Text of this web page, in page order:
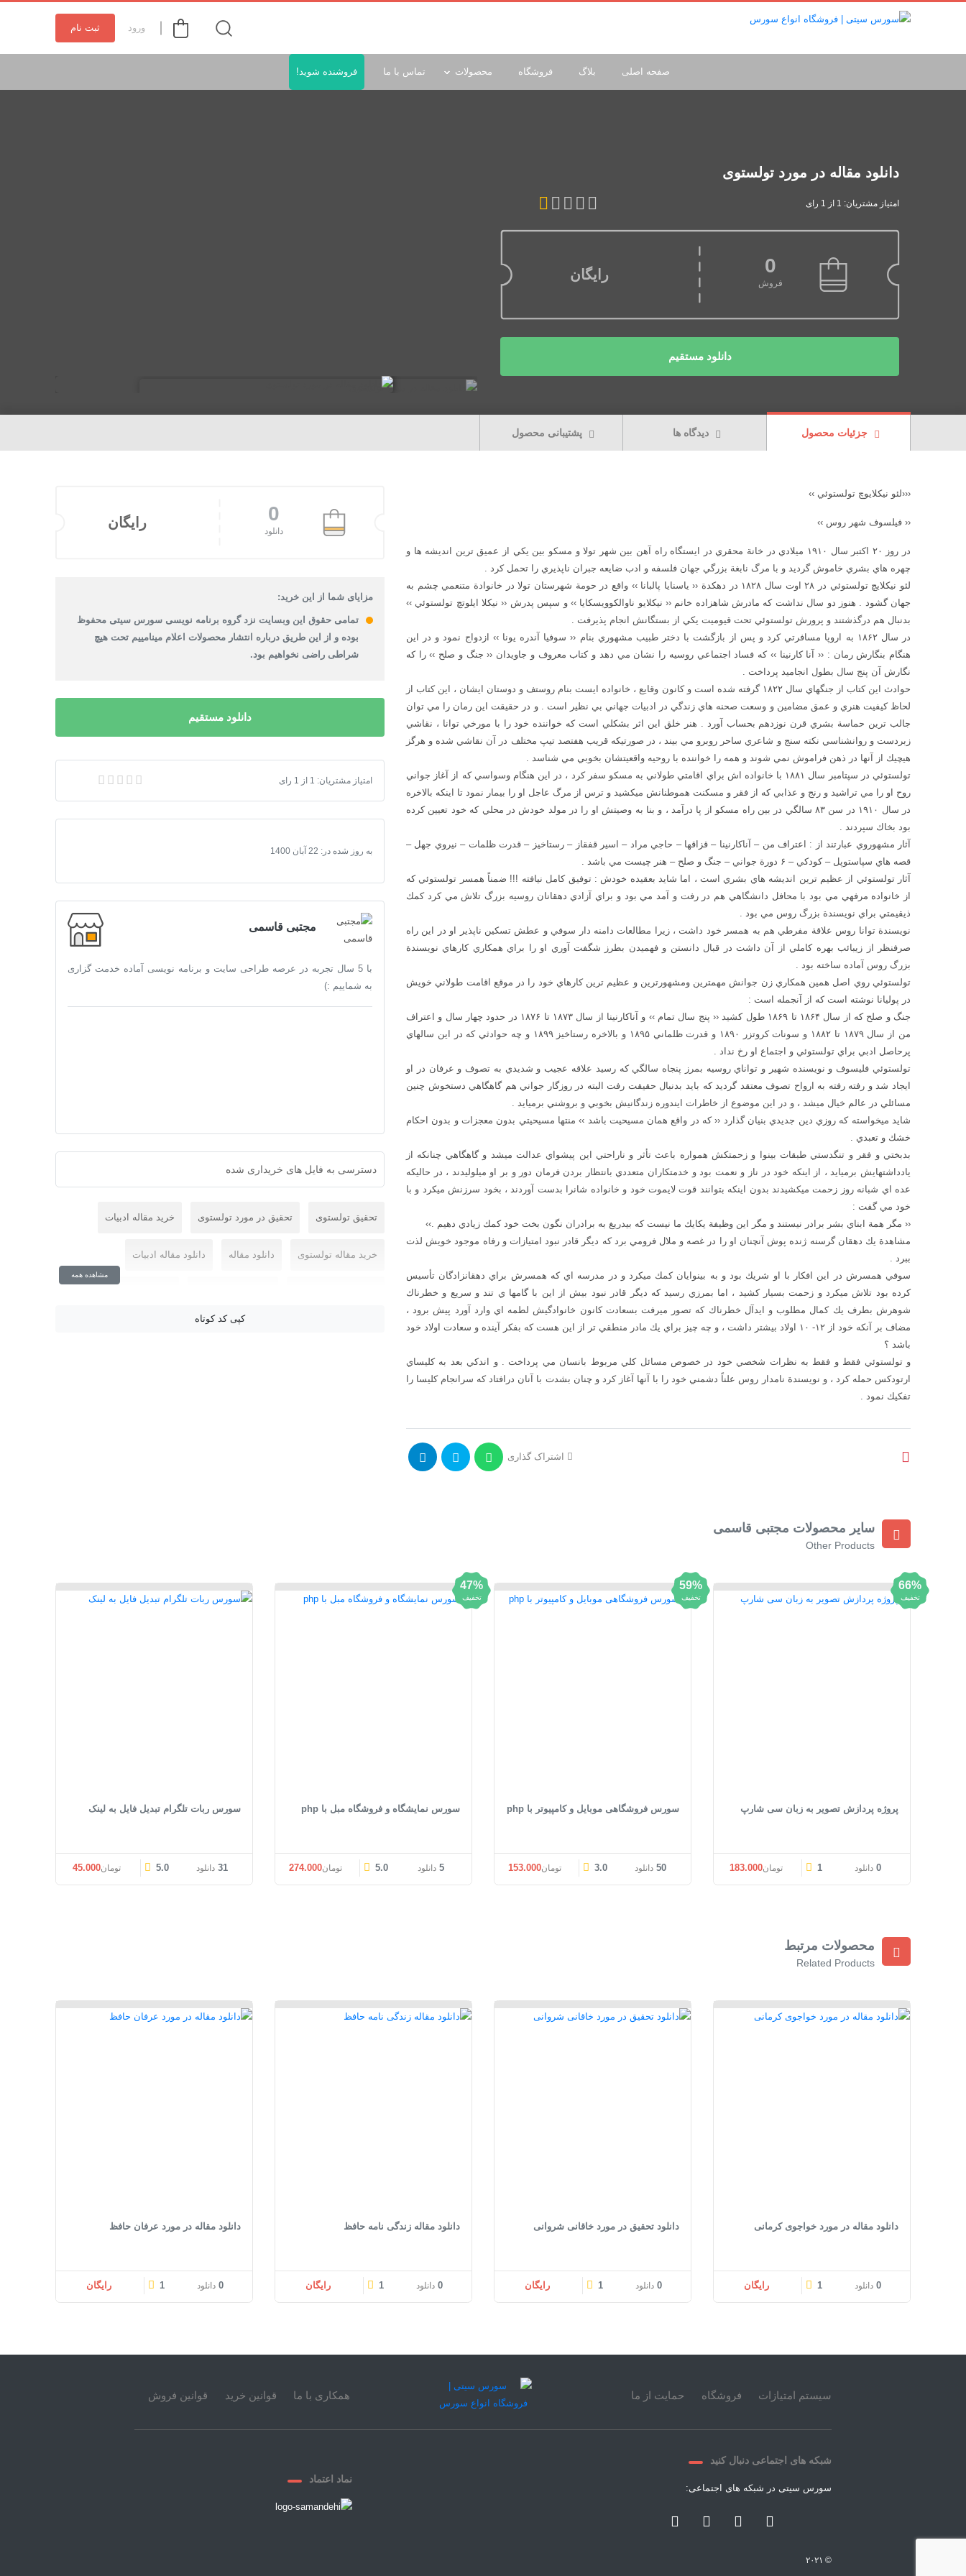
ورود ثبت نام
صفحه اصلی بلاگ فروشگاه محصولات تماس با ما فروشنده شوید!
دانلود مقاله در مورد تولستوی
امتیاز مشتریان: 1 از 1 رای
0
فروش
رایگان
دانلود مستقیم
جزئیات محصول دیدگاه ها پشتیبانی محصول
‹‹‹لئو نيكلايوچ تولستوئي ››
‹‹ فيلسوف شهر روس ››
در روز ۲۰ اكتبر سال ۱۹۱۰ ميلادي در خانة محقري در ايستگاه راه آهن بين شهر تولا و مسكو بين يكي از عميق ترين انديشه ها و
چهره هاي بشري خاموش گرديد و با مرگ نابغة بزرگي جهان فلسفه و ادب ضايعه جبران ناپذيري را تحمل كرد .
لئو نيكلايچ تولستوئي در ۲۸ اوت سال ۱۸۲۸ در دهكدة ‹‹ ياسنايا پالبانا ›› واقع در حومة شهرستان تولا در خانوادة متنعمي چشم به
جهان گشود . هنوز دو سال نداشت كه مادرش شاهزاده خانم ‹‹ نيكلايو ناوالكوويسكايا ›› و سپس پدرش ‹‹ نيكلا ايلوتچ تولستوئي ››
بدنبال هم درگذشتند و پرورش تولستوئي تحت قيوميت يكي از بستگانش انجام پذيرفت .
در سال ۱۸۶۲ به اروپا مسافرتي كرد و پس از بازگشت با دختر طبيب مشهوري بنام ‹‹ سوفيا آندره يونا ›› ازدواج نمود و در اين
هنگام بنگارش رمان : ‹‹ آنا كارنينا ›› كه فساد اجتماعي روسيه را نشان مي دهد و كتاب معروف و جاويدان ‹‹ جنگ و صلح ›› را كه
نگارش آن پنج سال بطول انجاميد پرداخت .
حوادث اين كتاب از جنگهاي سال ۱۸۲۲ گرفته شده است و كانون وقايع ، خانواده ايست بنام روستف و دوستان ايشان ، اين كتاب از
لحاظ كيفيت هنري و عمق مضامين و وسعت صحنه هاي زندگي در ادبيات جهاني بي نظير است . و در حقيقت اين رمان را مي توان
جالب ترين حماسة بشري قرن نوزدهم بحساب آورد . هنر خلق اين اثر بشكلي است كه خواننده خود را با مورخي توانا ، نقاشي
زبردست و روانشناسي نكته سنج و شاعري ساحر روبرو مي بيند ، در صورتيكه قريب هفتصد تيپ مختلف در آن نقاشي شده و هرگز
هيچيك از آنها در ذهن فراموش نمي شوند و همه را خواننده با روحيه واقعيتشان بخوبي مي شناسد .
تولستوئي در سپتامبر سال ۱۸۸۱ با خانواده اش براي اقامتي طولاني به مسكو سفر كرد ، در اين هنگام وسواسي كه از آغاز جواني
روح او را مي تراشيد و رنج و عذابي كه از فقر و مسكنت هموطنانش ميكشيد و ترس از مرگ عاجل او را بيمار نمود تا اينكه بالاخره
در سال ۱۹۱۰ در سن ۸۳ سالگي در بين راه مسكو از پا درآمد ، و بنا به وصيتش او را در مولد خودش در محلي كه خود تعيين كرده
بود بخاك سپردند .
آثار مشهوروي عبارتند از : اعتراف من – آناكارنينا – قزاقها – حاجي مراد – اسير قفقاز – رستاخيز – قدرت ظلمات – نيروي جهل –
قصه هاي سپاستوپل – كودكي – ۶ دورة جواني – جنگ و صلح – هنر چيست مي باشد .
آثار تولستوئي از عظيم ترين انديشه هاي بشري است ، اما شايد بعقيده خودش : توفيق كامل نيافته !!! ضمناً همسر تولستوئي كه
از خانواده مرفهي مي بود با محافل دانشگاهي هم در رفت و آمد مي بود و براي آزادي دهقانان روسيه بزرگ تلاش مي كرد كمك
ذيقيمتي براي نويسندة بزرگ روس مي بود .
نويسندة توانا روس علاقة مفرطي هم به همسر خود داشت ، زيرا مطالعات دامنه دار سوفي و عطش تسكين ناپذير او در اين راه
صرفنظر از زيبائب بهره كاملي از آن داشت در قبال دانستن و فهميدن بطرز شگفت آوري او را براي همكاري كارهاي نويسندة
بزرگ روس آماده ساخته بود .
تولستوئي روي اصل همين همكاري زن جوانش مهمترين ومشهورترين و عظيم ترين كارهاي خود را در موقع اقامت طولاني خويش
در پوليانا نوشته است كه از آنجمله است :
جنگ و صلح كه از سال ۱۸۶۴ تا ۱۸۶۹ طول كشيد ‹‹ پنج سال تمام ›› و آناكارنينا از سال ۱۸۷۳ تا ۱۸۷۶ در حدود چهار سال و اعتراف
من از سال ۱۸۷۹ تا ۱۸۸۲ و سونات كروتزر ۱۸۹۰ و قدرت ظلماني ۱۸۹۵ و بالاخره رستاخيز ۱۸۹۹ و چه حوادثي كه در اين سالهاي
پرحاصل ادبي براي تولستوئي و اجتماع او رخ نداد .
تولستوئي فليسوف و نويسنده شهير و تواناي روسيه بمرز پنجاه سالگي كه رسيد علاقه عجيب و شديدي به تصوف و عرفان در او
ايجاد شد و رفته رفته به ارواح تصوف معتقد گرديد كه بايد بدنبال حقيقت رفت البته در روزگار جواني هم گاهگاهي دستخوش چنين
مسائلي در عالم خيال ميشد ، و در اين موضوع از خاطرات ايندوره زندگانيش بخوبي و بروشني برميايد .
شايد ميخواسته كه روزي دين جديدي بنيان گذارد ‹‹ كه در واقع همان مسيحيت باشد ›› منتها مسيحيتي بدون معجزات و بدون احكام
خشك و تعبدي .
بدبختي و فقر و تنگدستي طبقات بينوا و زحمتكش همواره باعث تأثر و ناراحتي اين پيشواي عدالت ميشد و گاهگاهي چنانكه از
يادداشتهايش برميايد ، از اينكه خود در ناز و نعمت بود و خدمتكاران متعددي بانتظار بردن فرمان دور و بر او ميلوليدند ، در حاليكه
عده اي شبانه روز زحمت ميكشيدند بدون اينكه بتوانند قوت لايموت خود و خانواده شانرا بدست آوردند ، بخود سرزنش ميكرد و با
خود مي گفت :
‹‹ مگر همة ابناي بشر برادر نيستند و مگر اين وظيفة‌ يكايك ما نيست كه بيدريغ به برادران نگون بخت خود كمك زيادي دهيم .››
مشاهدة يك دهقان گرسنه ژنده پوش آنچنان او را در غصه و ملال فرومي برد كه ديگر قادر نبود امتيازات و رفاه موجود خويش لذت
ببرد .
سوفي همسرش در اين افكار با او شريك بود و به بينوايان كمك ميكرد و در مدرسه اي كه همسرش براي دهقانزادگان تأسيس
كرده بود تلاش ميكرد و زحمت بسيار كشيد ، اما بمرزي رسيد كه ديگر قادر نبود بيش از اين با گامها ي تند و سريع و خطرناك
شوهرش بطرف يك كمال مطلوب و ايدآل خطرناك كه تصور ميرفت بسعادت كانون خانوادگيش لطمه اي وارد آورد پيش برود ،
مضاف بر آنكه خود از ۱۲- ۱۰ اولاد بيشتر داشت ، و چه چيز براي يك مادر منطقي تر از اين هست كه بفكر آينده و سعادت اولاد خود
باشد ؟
و تولستوئي فقط و فقط به نظرات شخصي خود در خصوص مسائل كلي مربوط بانسان مي پرداخت . و اندكي بعد به كليساي
ارتودكس حمله كرد ، و نويسندة نامدار روس علناً‌ دشمني خود را با آنها آغاز كرد و چنان بشدت با آنان درافتاد كه سرانجام كليسا را
تفكيك نمود .
اشتراک گذاری
0
دانلود
رایگان
مزایای شما از این خرید:
تمامی حقوق این وبسایت نزد گروه برنامه نویسی سورس سیتی محفوظ
بوده و از این طریق درباره انتشار محصولات اعلام مینامییم تحت هیچ
شراطی راضی نخواهیم بود.
دانلود مستقیم
دانلود مقاله در مورد تولستوی
امتیاز مشتریان: 1 از 1 رای
به روز شده در: 22 آبان 1400
مجتبی قاسمی
با 5 سال تجربه در عرصه طراحی سایت و برنامه نویسی آماده خدمت گزاری
به شماییم :)
دسترسی به فایل های خریداری شده
تحقیق تولستوی تحقیق در مورد تولستوی خرید مقاله ادبیات
خرید مقاله تولستوی دانلود مقاله دانلود مقاله ادبیات
مشاهده همه
کپی کد کوتاه
سایر محصولات مجتبی قاسمی
Other Products
66%
تخفیف
پروژه پردازش تصویر به زبان سی شارپ
0 دانلود 1 قیمت اصلی: تومان183.000 بود.
تومان183.000 قیمت فعلی: تومان183.000.
59%
تخفیف
سورس فروشگاهی موبایل و کامپیوتر با php
50 دانلود 3.0 قیمت اصلی: تومان153.000 بود.
تومان153.000قیمت فعلی: تومان153.000.
47%
تخفیف
سورس نمایشگاه و فروشگاه مبل با php
5 دانلود 5.0 قیمت اصلی: تومان274.000 بود.
تومان274.000قیمت فعلی: تومان274.000.
سورس ربات تلگرام تبدیل فایل به لینک
31 دانلود 5.0 تومان45.000
محصولات مرتبط
Related Products
دانلود مقاله در مورد خواجوی کرمانی
0 دانلود 1 رایگان
دانلود تحقیق در مورد خاقانی شروانی
0 دانلود 1 رایگان
دانلود مقاله زندگی نامه حافظ
0 دانلود 1 رایگان
دانلود مقاله در مورد عرفان حافظ
0 دانلود 1 رایگان
سیستم امتیازات فروشگاه حمایت از ما همکاری با ما قوانین خرید قوانین فروش
شبکه های اجتماعی دنبال کنید
سورس سیتی در شبکه های اجتماعی:
نماد اعتماد
© ۲۰۲۱